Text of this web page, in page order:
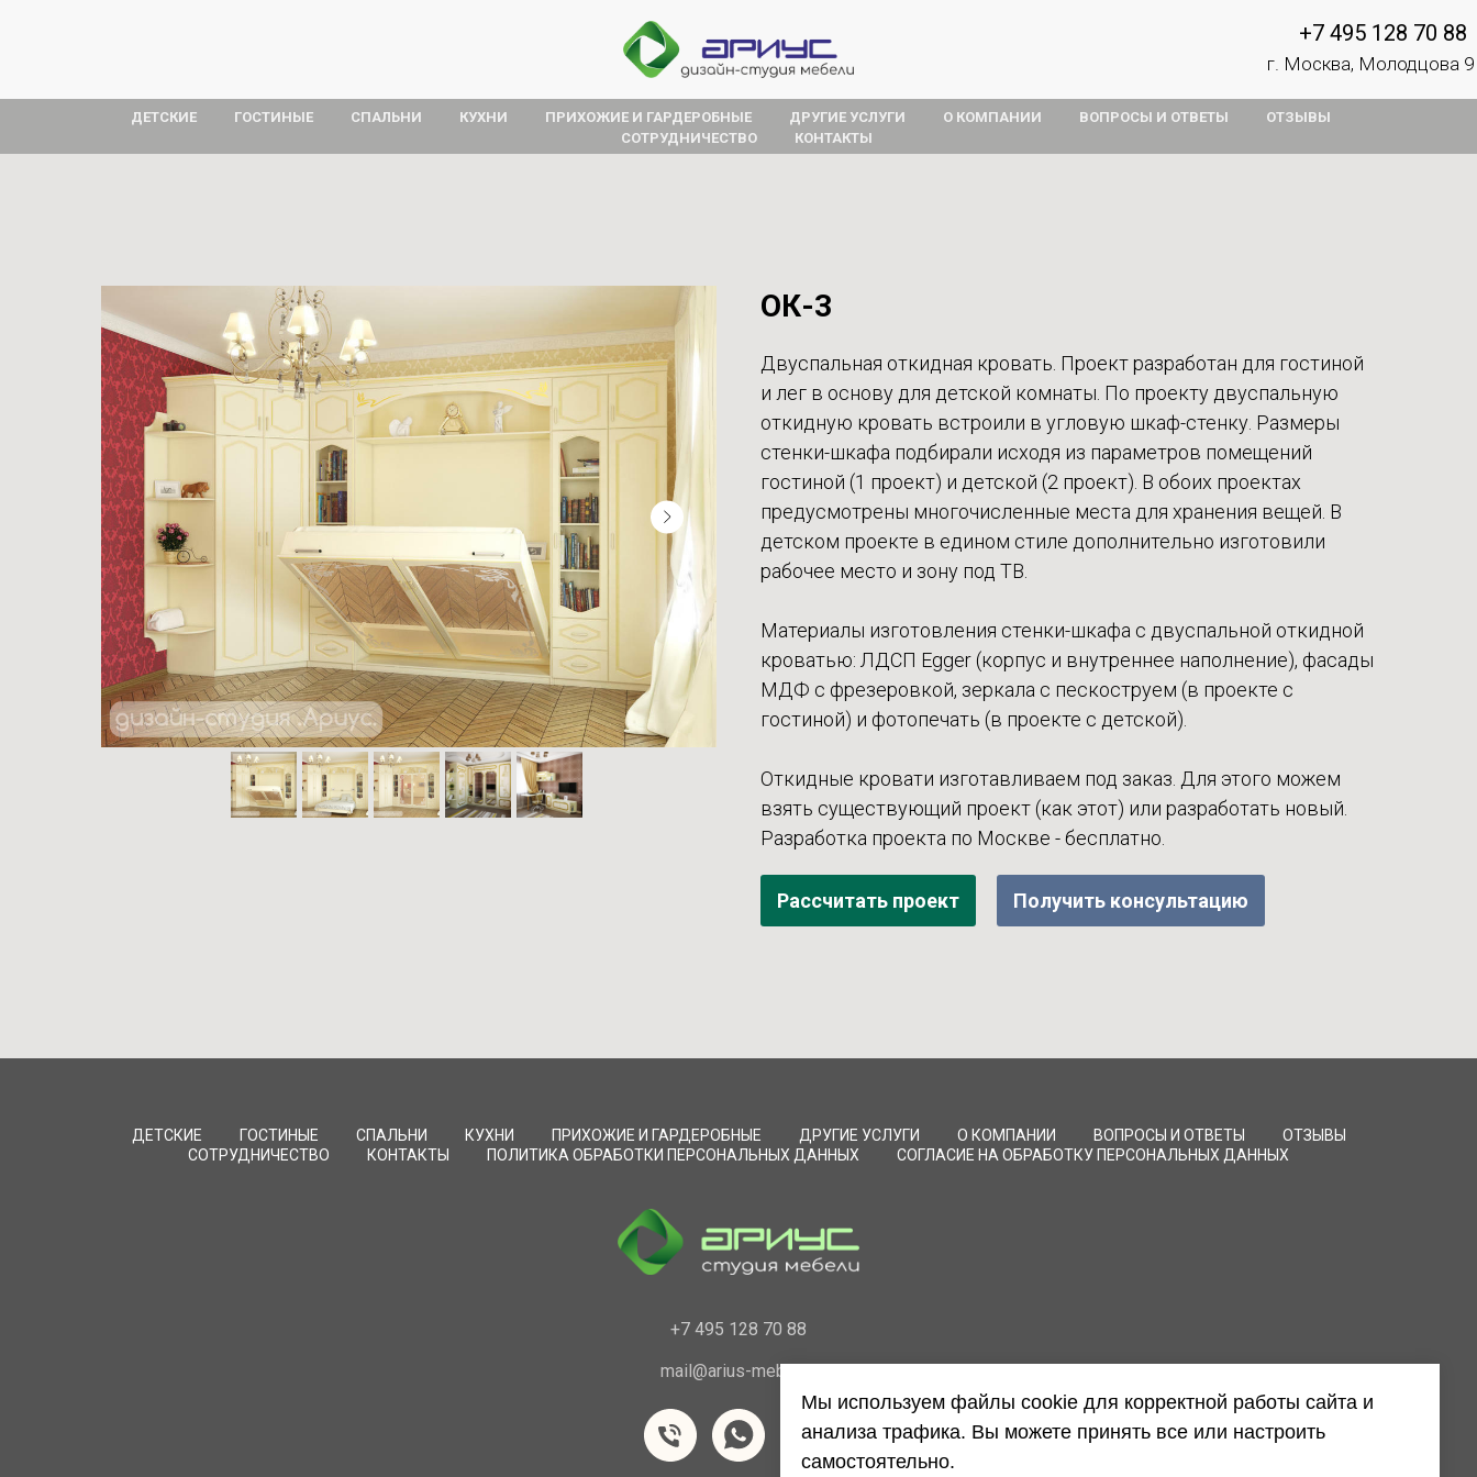
+7 495 128 70 88
г. Москва, Молодцова 9
ДЕТСКИЕ ГОСТИНЫЕ СПАЛЬНИ КУХНИ ПРИХОЖИЕ И ГАРДЕРОБНЫЕ ДРУГИЕ УСЛУГИ О КОМПАНИИ ВОПРОСЫ И ОТВЕТЫ
ОТЗЫВЫ
СОТРУДНИЧЕСТВО
КОНТАКТЫ
ОК-3
Двуспальная откидная кровать. Проект разработан для гостиной
и лег в основу для детской комнаты. По проекту двуспальную
откидную кровать встроили в угловую шкаф-стенку. Размеры
стенки-шкафа подбирали исходя из параметров помещений
гостиной (1 проект) и детской (2 проект). В обоих проектах
предусмотрены многочисленные места для хранения вещей. В
детском проекте в едином стиле дополнительно изготовили
рабочее место и зону под ТВ.
Материалы изготовления стенки-шкафа с двуспальной откидной
кроватью: ЛДСП Egger (корпус и внутреннее наполнение), фасады
МДФ с фрезеровкой, зеркала с пескоструем (в проекте с
гостиной) и фотопечать (в проекте с детской).
Откидные кровати изготавливаем под заказ. Для этого можем
взять существующий проект (как этот) или разработать новый.
Разработка проекта по Москве - бесплатно.
Рассчитать проект Получить консультацию
ДЕТСКИЕ ГОСТИНЫЕ СПАЛЬНИ КУХНИ ПРИХОЖИЕ И ГАРДЕРОБНЫЕ ДРУГИЕ УСЛУГИ О КОМПАНИИ ВОПРОСЫ И ОТВЕТЫ
ОТЗЫВЫ
СОТРУДНИЧЕСТВО
КОНТАКТЫ ПОЛИТИКА ОБРАБОТКИ ПЕРСОНАЛЬНЫХ ДАННЫХ СОГЛАСИЕ НА ОБРАБОТКУ ПЕРСОНАЛЬНЫХ ДАННЫХ
+7 495 128 70 88
mail@arius-mebel.ru
Мы используем файлы cookie для корректной работы сайта и
анализа трафика. Вы можете принять все или настроить
самостоятельно.